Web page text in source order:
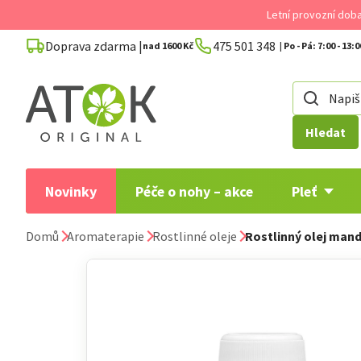
na
obsah
Letní provozní
Doprava zdarma | nad 1600 Kč 475 501 348
Hledat
Novinky Péče o nohy – akce Pleť
Domů Aromaterapie Rostlinné oleje Rostlinný olej